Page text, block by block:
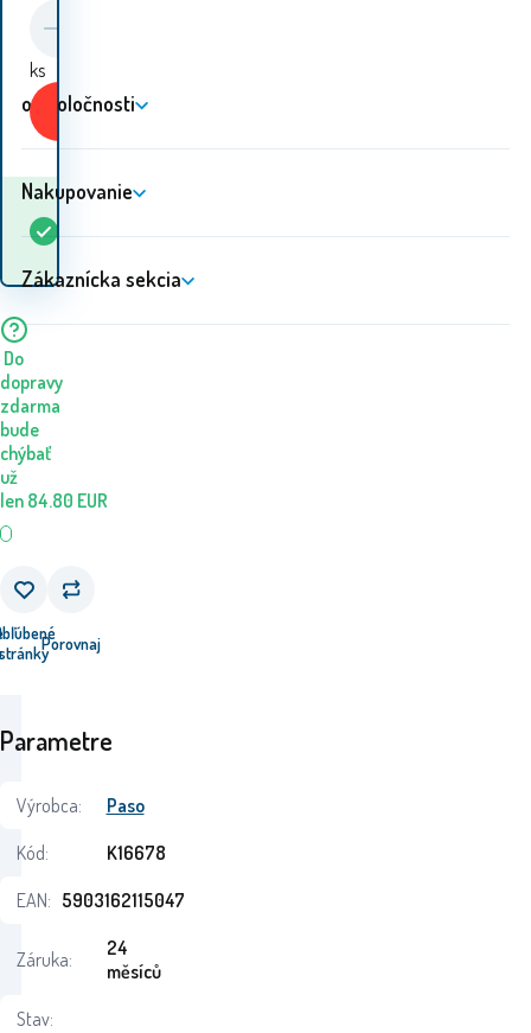
ks
Kúpiť
Skladom 5+ ks tovar? 07.08. - 10.08.
Do
dopravy
zdarma
bude
chýbať
už
len 84.80 EUR
stránkyPorovnaj
Parametre
Výrobca:
Paso
Kód:
K16678
EAN: 5903162115047
Záruka:
24
měsíců
Stav:
o spoločnosti
Nakupovanie
Zákaznícka sekcia